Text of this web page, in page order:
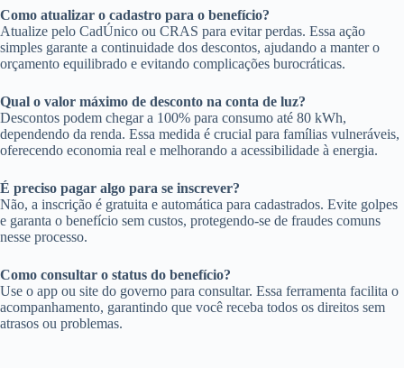
Como atualizar o cadastro para o benefício?
Atualize pelo CadÚnico ou CRAS para evitar perdas. Essa ação
simples garante a continuidade dos descontos, ajudando a manter o
orçamento equilibrado e evitando complicações burocráticas.
Qual o valor máximo de desconto na conta de luz?
Descontos podem chegar a 100% para consumo até 80 kWh,
dependendo da renda. Essa medida é crucial para famílias vulneráveis,
oferecendo economia real e melhorando a acessibilidade à energia.
É preciso pagar algo para se inscrever?
Não, a inscrição é gratuita e automática para cadastrados. Evite golpes
e garanta o benefício sem custos, protegendo-se de fraudes comuns
nesse processo.
Como consultar o status do benefício?
Use o app ou site do governo para consultar. Essa ferramenta facilita o
acompanhamento, garantindo que você receba todos os direitos sem
atrasos ou problemas.